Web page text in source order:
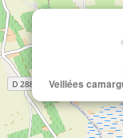
Veillées